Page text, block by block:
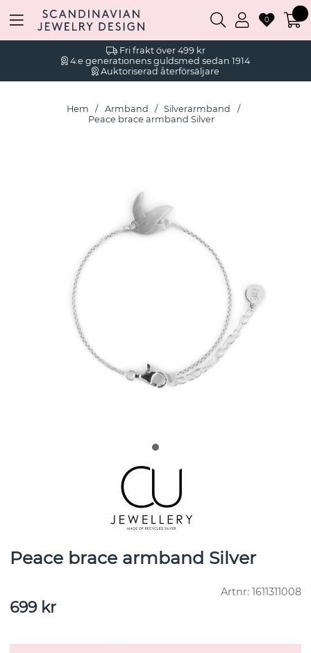
Fri frakt över 499 kr
4:e generationens guldsmed sedan 1914
Auktoriserad återförsäljare
0
Hem Armband
Silverarmband
Peace brace armband Silver
Peace brace armband Silver
Artnr: 1611311008
699kr